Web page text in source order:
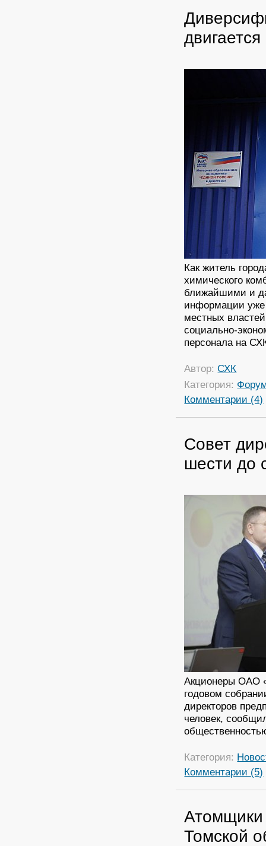
Как житель
химического
ближайшими и
информации уже
местных
социально-
персонала на
Автор:СХК
Категория:
Комментарии (4)
Совет
шести до
Акционеры ОАО
годовом
директоров
человек,
Категория:
Комментарии (5)
Атомщики
Томской